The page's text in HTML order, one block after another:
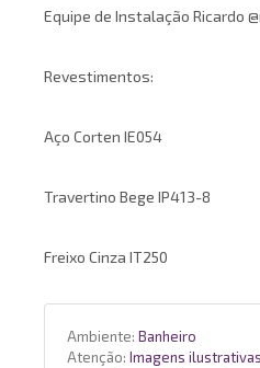
Equipe de Instalação Ricardo
Revestimentos:
Aço Corten IE054
Travertino Bege IP413-8
Freixo Cinza IT250
Ambiente: Banheiro
Atenção: Imagens